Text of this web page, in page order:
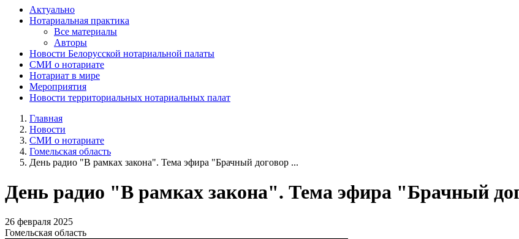
Актуально
Нотариальная практика
Все материалы
Авторы
Новости Белорусской нотариальной палаты
СМИ о нотариате
Нотариат в мире
Мероприятия
Новости территориальных нотариальных палат
Главная
Новости
СМИ о нотариате
Гомельская область
День радио "В рамках закона". Тема эфира "Брачный договор ...
День радио "В рамках закона". Тема эфира "Брачный
26 февраля 2025
Гомельская область